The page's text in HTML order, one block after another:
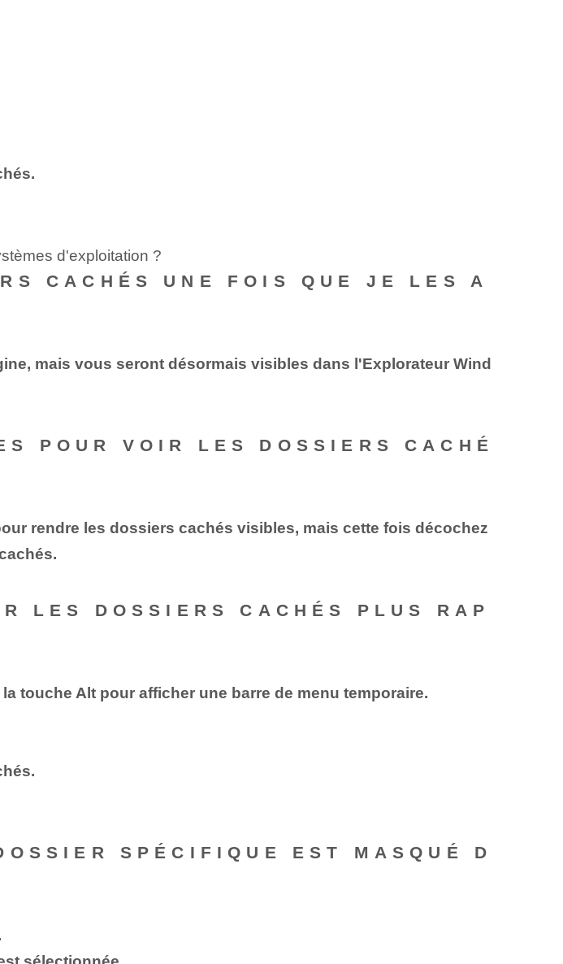
d'exploitation ?
CACHÉS UNE FOIS QUE JE LES A
mais vous seront désormais visibles dans l'Explorateur Wind
POUR VOIR LES DOSSIERS CACHÉ
rendre les dossiers cachés visibles, mais cette fois décochez
LES DOSSIERS CACHÉS PLUS RAP
touche Alt pour afficher une barre de menu temporaire.
SPÉCIFIQUE EST MASQUÉ D